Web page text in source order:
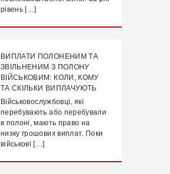
рівень […]
ВИПЛАТИ ПОЛОНЕНИМ ТА
ЗВІЛЬНЕНИМ З ПОЛОНУ
ВІЙСЬКОВИМ: КОЛИ, КОМУ
ТА СКІЛЬКИ ВИПЛАЧУЮТЬ
Військовослужбовці, які
перебувають або перебували
в полоні, мають право на
низку грошових виплат. Поки
військові […]